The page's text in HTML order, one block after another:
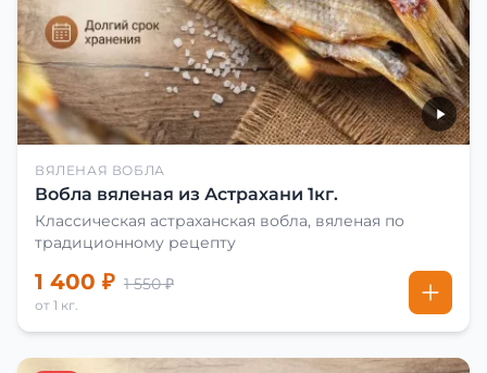
ВЯЛЕНАЯ ВОБЛА
Вобла вяленая из Астрахани 1кг.
Классическая астраханская вобла, вяленая по
традиционному рецепту
1 400 ₽ 1 550 ₽
от 1 кг.